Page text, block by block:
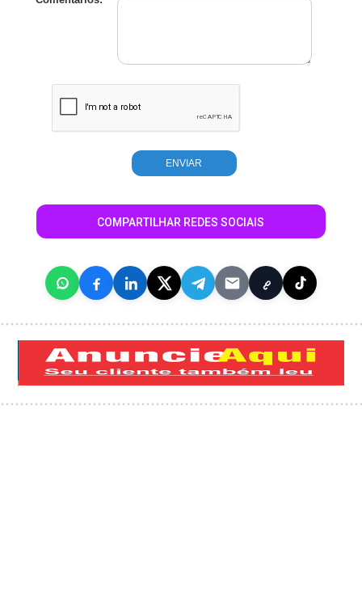
COMPARTILHAR REDES SOCIAIS